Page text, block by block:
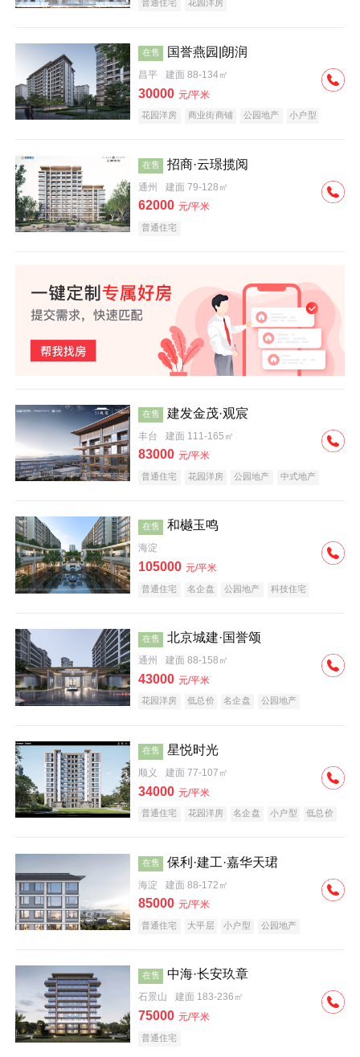
普通住宅 花园洋房
在售 国誉燕园|朗润
昌平 建面 88-134㎡
30000 元/平米
花园洋房 商业街商铺 公园地产
小户型
在售 招商·云璟揽阅
通州 建面 79-128㎡
62000 元/平米
普通住宅
在售 建发金茂·观宸
丰台 建面 111-165㎡
83000 元/平米
普通住宅 花园洋房 公园地产
中式地产
在售 和樾玉鸣
海淀
105000 元/平米
普通住宅 名企盘 公园地产 科技住宅
在售 北京城建·国誉颂
通州 建面 88-158㎡
43000 元/平米
花园洋房 低总价 名企盘 公园地产
在售 星悦时光
顺义 建面 77-107㎡
34000 元/平米
普通住宅 花园洋房 名企盘 小户型 低总价
在售 保利·建工·嘉华天珺
海淀 建面 88-172㎡
85000 元/平米
普通住宅 大平层 小户型
公园地产
在售 中海·长安玖章
石景山 建面 183-236㎡
75000 元/平米
普通住宅